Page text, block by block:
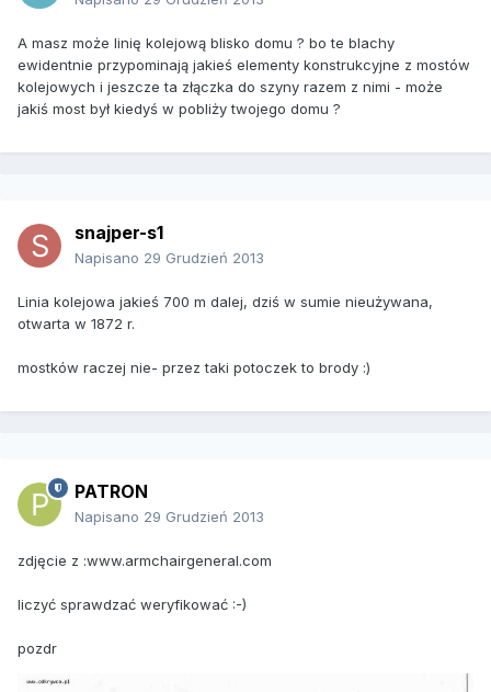
A masz może linię kolejową blisko domu ? bo te blachy
ewidentnie przypominają jakieś elementy konstrukcyjne z mostów
kolejowych i jeszcze ta złączka do szyny razem z nimi - może
jakiś most był kiedyś w pobliży twojego domu ?
snajper-s1
Napisano 29 Grudzień 2013
Linia kolejowa jakieś 700 m dalej, dziś w sumie nieużywana,
otwarta w 1872 r.
mostków raczej nie- przez taki potoczek to brody :)
PATRON
Napisano 29 Grudzień 2013
zdjęcie z :www.armchairgeneral.com
liczyć sprawdzać weryfikować :-)
pozdr